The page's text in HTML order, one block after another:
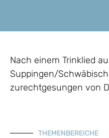
Nach einem Trinklied
Suppingen/
zurechtgesungen von
THEMENBEREICHE